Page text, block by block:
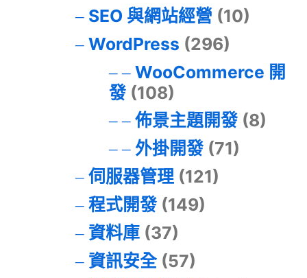
SEO 與網站經營 (10)
WordPress (296)
WooCommerce 開
發(108)
佈景主題開發(8)
外掛開發(71)
伺服器管理(121)
程式開發(149)
資料庫(37)
資訊安全(57)